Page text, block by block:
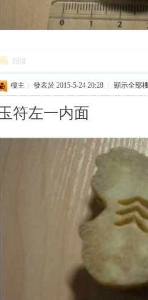
回復
樓主 發表於 2015-5-24 20:28 顯示全部
符左一内面